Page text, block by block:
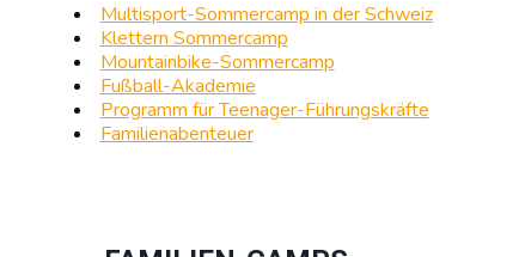
Multisport-Sommercamp in der Schweiz
Klettern Sommercamp
Mountainbike-Sommercamp
Fußball-Akademie
Programm für Teenager-Führungskräfte
Familienabenteuer